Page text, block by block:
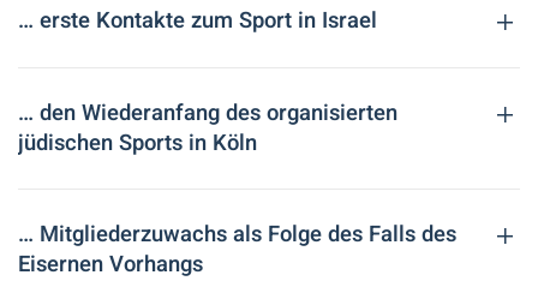
… erste Kontakte zum Sport in Israel
… den Wiederanfang des organisierten
jüdischen Sports in Köln
… Mitgliederzuwachs als Folge des Falls des
Eisernen Vorhangs